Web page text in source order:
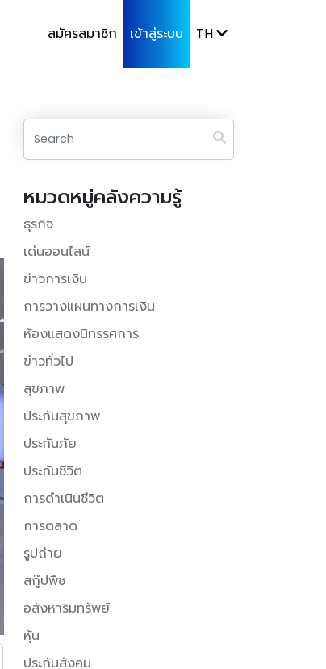
สมัครสมาชิก เข้าสู่ระบบ TH
หมวดหมู่คลังความรู้
ธุรกิจ
เด่นออนไลน์
ข่าวการเงิน
การวางแผนทางการเงิน
ห้องแสดงนิทรรศการ
ข่าวทั่วไป
สุขภาพ
ประกันสุขภาพ
ประกันภัย
ประกันชีวิต
การดำเนินชีวิต
การตลาด
รูปถ่าย
สกู๊ปพืช
อสังหาริมทรัพย์
หุ้น
ประกันสังคม